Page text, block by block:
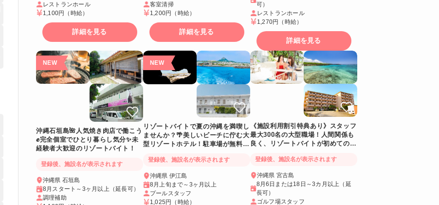
レストランホール
1,100円 （時給）
詳細を見る
客室清掃
1,200円 （時給）
詳細を見る
可）
レストランホール
1,270円 （時給）
詳細を見る
沖縄石垣島🌺人気焼き肉店で働こう
✊完全個室でひとり暮らし気分✨未
経験者大歓迎のリゾートバイト！
登録後、施設名が表示されます
沖縄県 石垣島
8月スタート～3ヶ月以上（延長可）
調理補助
リゾートバイトで夏の沖縄を満喫し
ませんか？🌴美しいビーチに佇む大
型リゾートホテル！駐車場が無料な
登録後、施設名が表示されます
沖縄県 伊江島
8月上旬まで～3ヶ月以上
プールスタッフ
1,025円
（時給）
《施設利用割引特典あり》スタッフ
最大300名の大型職場！人間関係も
良く、リゾートバイトが初めての方
登録後、施設名が表示されます
沖縄県 宮古島
8月6日または18日～3カ月以上（延
長可）
ゴルフ場スタッフ